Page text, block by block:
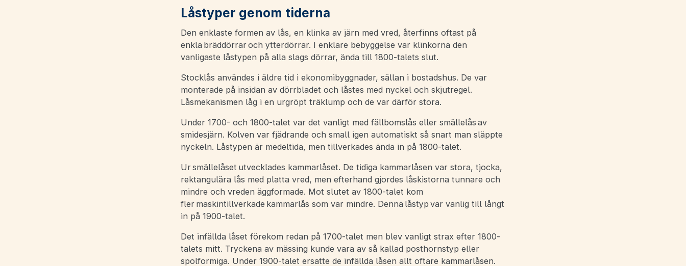
Låstyper genom tiderna
Den enklaste formen av lås, en klinka av järn med vred, återfinns oftast på
enkla bräddörrar och ytterdörrar. I enklare bebyggelse var klinkorna den
vanligaste låstypen på alla slags dörrar, ända till 1800-talets slut.
Stocklås användes i äldre tid i ekonomibyggnader, sällan i bostadshus. De var
monterade på insidan av dörrbladet och låstes med nyckel och skjutregel.
Låsmekanismen låg i en urgröpt träklump och de var därför stora.
Under 1700- och 1800-talet var det vanligt med fällbomslås eller smällelås av
smidesjärn. Kolven var fjädrande och small igen automatiskt så snart man släppte
nyckeln. Låstypen är medeltida, men tillverkades ända in på 1800-talet.
Ur smällelåset utvecklades kammarlåset. De tidiga kammarlåsen var stora, tjocka,
rektangulära lås med platta vred, men efterhand gjordes låskistorna tunnare och
mindre och vreden äggformade. Mot slutet av 1800-talet kom
fler maskintillverkade kammarlås som var mindre. Denna låstyp var vanlig till långt
in på 1900-talet.
Det infällda låset förekom redan på 1700-talet men blev vanligt strax efter 1800-
talets mitt. Tryckena av mässing kunde vara av så kallad posthornstyp eller
spolformiga. Under 1900-talet ersatte de infällda låsen allt oftare kammarlåsen.